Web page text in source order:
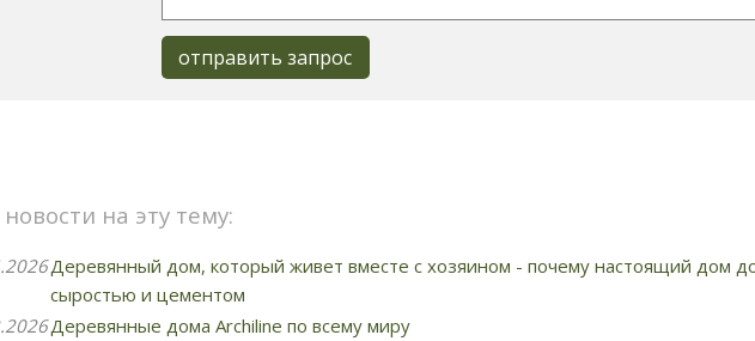
новости на эту тему:
Деревянный дом, который живет вместе с хозяином - почему настоящий дом
сыростью и цементом
Деревянные дома Archiline по всему миру